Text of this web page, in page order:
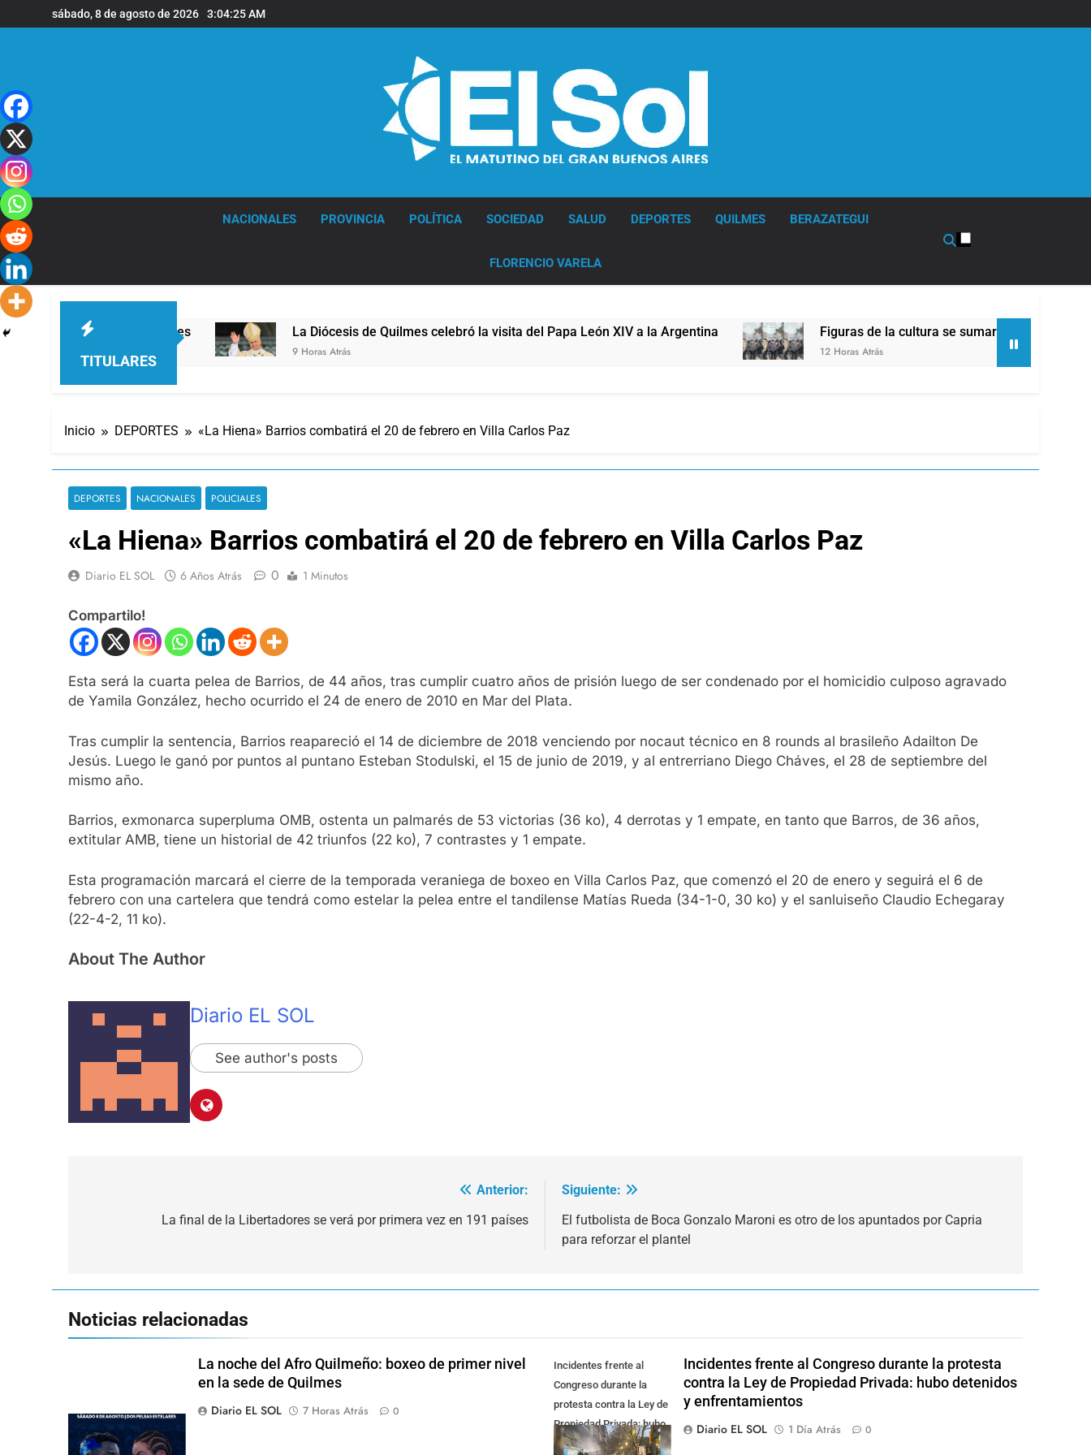
al
sábado, 8 de agosto de 2026 3:04:26 AM
NACIONALES PROVINCIA POLÍTICA SOCIEDAD SALUD DEPORTES QUILMES BERAZATEGUI
FLORENCIO VARELA
TITULARES
en la sede de Quilmes La Diócesis de Quilmes celebró la visita del Papa León XIV a la Argentina
9 Horas Atrás
Figuras de la cultura se sumaron a la marcha frente
12 Horas Atrás
Inicio DEPORTES «La Hiena» Barrios combatirá el 20 de febrero en Villa Carlos Paz
DEPORTES NACIONALES POLICIALES
«La Hiena» Barrios combatirá el 20 de febrero en Villa Carlos Paz
Diario EL SOL 6 Años Atrás 0 1 Minutos
Compartilo!
Esta será la cuarta pelea de Barrios, de 44 años, tras cumplir cuatro años de prisión luego de ser condenado por el homicidio culposo agravado
de Yamila González, hecho ocurrido el 24 de enero de 2010 en Mar del Plata.
Tras cumplir la sentencia, Barrios reapareció el 14 de diciembre de 2018 venciendo por nocaut técnico en 8 rounds al brasileño Adailton De
Jesús. Luego le ganó por puntos al puntano Esteban Stodulski, el 15 de junio de 2019, y al entrerriano Diego Cháves, el 28 de septiembre del
mismo año.
Barrios, exmonarca superpluma OMB, ostenta un palmarés de 53 victorias (36 ko), 4 derrotas y 1 empate, en tanto que Barros, de 36 años,
extitular AMB, tiene un historial de 42 triunfos (22 ko), 7 contrastes y 1 empate.
Esta programación marcará el cierre de la temporada veraniega de boxeo en Villa Carlos Paz, que comenzó el 20 de enero y seguirá el 6 de
febrero con una cartelera que tendrá como estelar la pelea entre el tandilense Matías Rueda (34-1-0, 30 ko) y el sanluiseño Claudio Echegaray
(22-4-2, 11 ko).
About The Author
Diario EL SOL
See author's posts
Anterior:
La final de la Libertadores se verá por primera vez en 191 países
Siguiente:
El futbolista de Boca Gonzalo Maroni es otro de los apuntados por Capria
para reforzar el plantel
Noticias relacionadas
La noche del Afro Quilmeño: boxeo de primer nivel
en la sede de Quilmes
Diario EL SOL
7 Horas Atrás 0
Incidentes frente al
Congreso durante la
protesta contra la Ley de
Propiedad Privada: hubo
detenidos y
Incidentes frente al Congreso durante la protesta
contra la Ley de Propiedad Privada: hubo detenidos
y enfrentamientos
Diario EL SOL
1 Día Atrás 0